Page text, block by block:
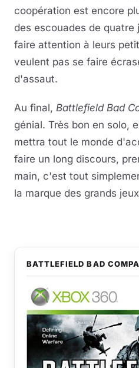
coopération est encore
des escouades de quatre
faire attention à leurs
veulent pas se faire
d'assaut.
Au final, Battlefield Bad
génial. Très bon en solo,
mettra tout le monde
faire un long discours,
main, c'est tout
la marque des grands
BATTLEFIELD BAD